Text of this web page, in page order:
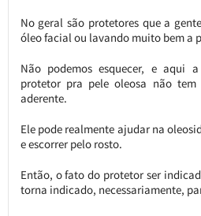
No geral são protetores que a
óleo facial ou lavando muito bem a
Não podemos esquecer, e aqui
protetor pra pele oleosa não
aderente.
Ele pode realmente ajudar na
e escorrer pelo rosto.
Então, o fato do protetor ser
torna indicado, necessariamente,